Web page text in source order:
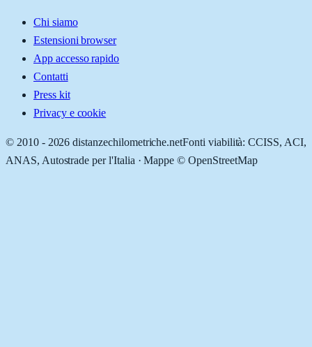
Chi siamo
Estensioni browser
App accesso rapido
Contatti
Press kit
Privacy e cookie
© 2010 - 2026 distanzechilometriche.netFonti viabilità: CCISS, ACI,
ANAS, Autostrade per l'Italia · Mappe © OpenStreetMap